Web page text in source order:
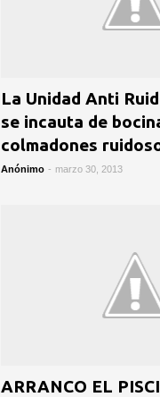
La Unidad Anti
se incauta de
colmadones
Anónimo - marzo 30, 2013
ARRANCO EL